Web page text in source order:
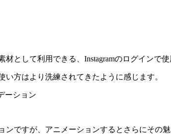
材として利用できる、Instagramのログインで
い方はより洗練されてきたように感じます。
ンですが、アニメーションするとさらにその魅